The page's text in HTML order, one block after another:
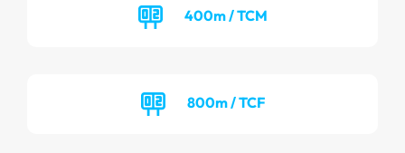
400m / TCM
800m / TCF